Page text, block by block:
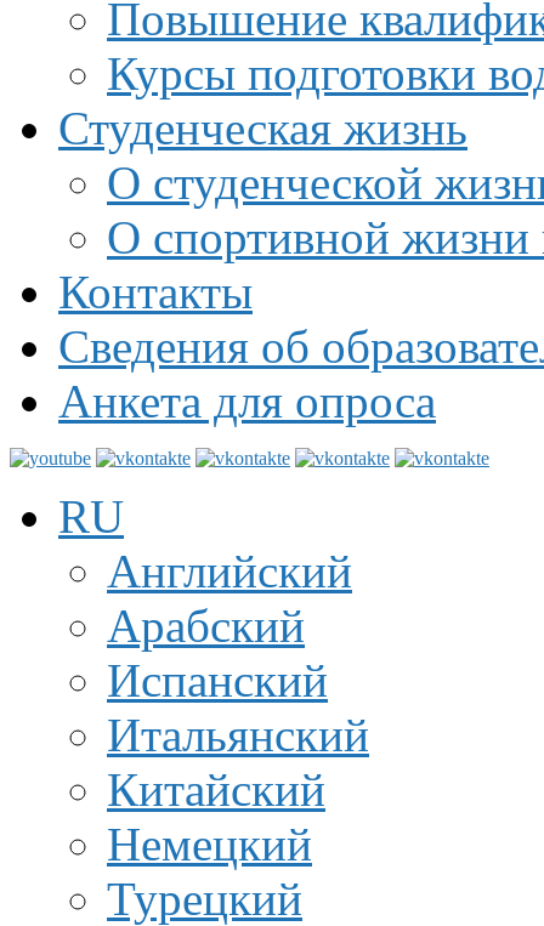
Повышение
Курсы подготовки
Студенческая жизнь
О студенческой
О спортивной жизни
Контакты
Сведения об
Анкета для опроса
RU
Английский
Арабский
Испанский
Итальянский
Китайский
Немецкий
Турецкий